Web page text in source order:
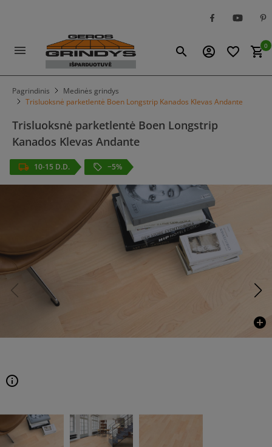
menu search account_circle favorite_border shopping_cart0
Pagrindinis
Medinės grindys
Trisluoksnė parketlentė Boen Longstrip Kanados Klevas Andante
Trisluoksnė parketlentė Boen Longstrip
Kanados Klevas Andante
10-15 D.D. local_offer −5%
add_circle
info